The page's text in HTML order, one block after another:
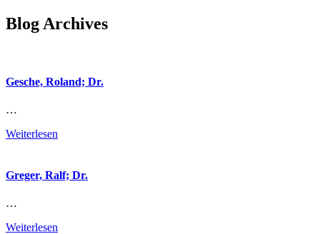
Blog Archives
Gesche, Roland; Dr.
…
Weiterlesen
Greger, Ralf; Dr.
…
Weiterlesen